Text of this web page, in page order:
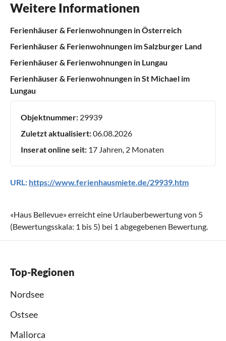
Weitere Informationen
Ferienhäuser & Ferienwohnungen in Österreich
Ferienhäuser & Ferienwohnungen im Salzburger Land
Ferienhäuser & Ferienwohnungen in Lungau
Ferienhäuser & Ferienwohnungen in St Michael im
Lungau
Objektnummer: 29939
Zuletzt aktualisiert:06.08.2026
Inserat online seit: 17 Jahren, 2 Monaten
URL: https://www.ferienhausmiete.de/29939.htm
«Haus Bellevue» erreicht eine Urlauberbewertung von 5
(Bewertungsskala: 1 bis 5) bei 1 abgegebenen Bewertung.
Top-Regionen
Nordsee
Ostsee
Mallorca